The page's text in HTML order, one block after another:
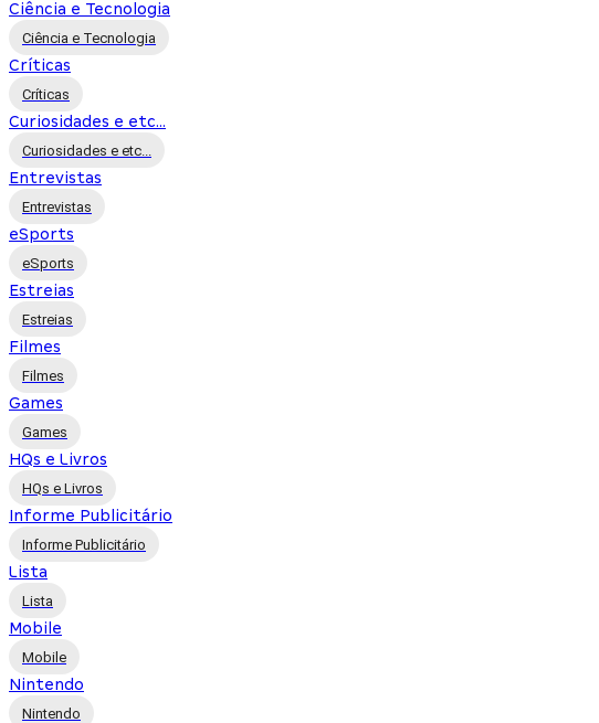
Ciência e Tecnologia
Ciência e Tecnologia
Críticas
Críticas
Curiosidades e etc...
Curiosidades e etc...
Entrevistas
Entrevistas
eSports
eSports
Estreias
Estreias
Filmes
Filmes
Games
Games
HQs e Livros
HQs e Livros
Informe Publicitário
Informe Publicitário
Lista
Lista
Mobile
Mobile
Nintendo
Nintendo